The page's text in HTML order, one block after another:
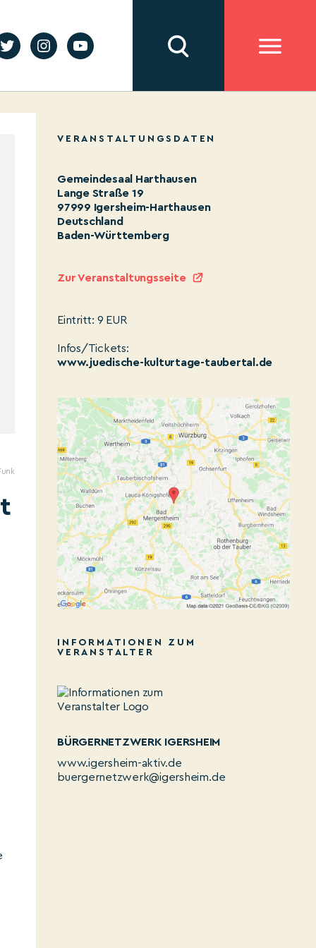
VERANSTALTUNGSDATEN
Gemeindesaal Harthausen
Lange Straße 19
97999 Igersheim-Harthausen
Deutschland
Baden-Württemberg
Zur Veranstaltungsseite
Eintritt: 9 EUR
Infos/Tickets:
www.juedische-kulturtage-taubertal.de
INFORMATIONEN ZUM
VERANSTALTER
BÜRGERNETZWERK IGERSHEIM
www.igersheim-aktiv.de
buergernetzwerk@igersheim.de